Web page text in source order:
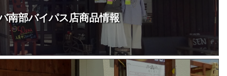
南部バイパス店商品情報